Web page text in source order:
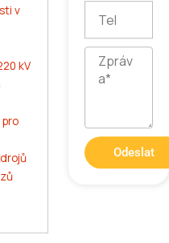
v
kV
Zpráva
Odeslat